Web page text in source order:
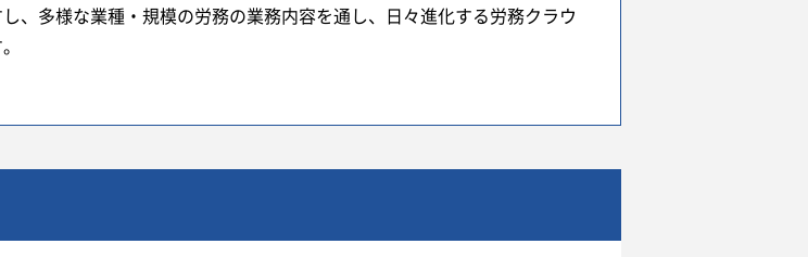
、多様な業種・規模の労務の業務内容を通し、日々進化する労務クラウ